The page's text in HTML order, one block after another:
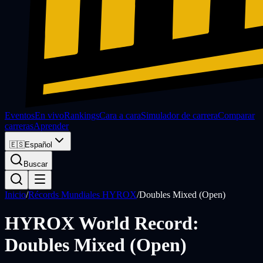
EventosEn vivoRankingsCara a caraSimulador de carreraComparar
carrerasAprender
🇪🇸Español
Buscar
Inicio/Récords Mundiales HYROX/Doubles Mixed (Open)
HYROX World Record:
Doubles Mixed (Open)